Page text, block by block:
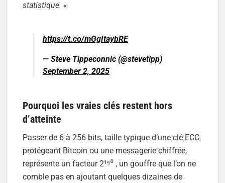
statistique. «
https://t.co/mGgItaybRE
— Steve Tippeconnic (@stevetipp)
September 2, 2025
Pourquoi les vraies clés restent hors
d’atteinte
Passer de 6 à 256 bits, taille typique d’une clé ECC
protégeant Bitcoin ou une messagerie chiffrée,
représente un facteur 2¹⁵⁰ , un gouffre que l’on ne
comble pas en ajoutant quelques dizaines de